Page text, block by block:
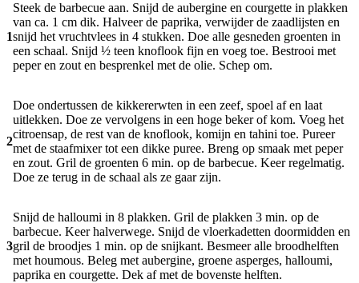
1
Steek de barbecue aan. Snijd de aubergine en courgette in plakken
van ca. 1 cm dik. Halveer de paprika, verwijder de zaadlijsten en
snijd het vruchtvlees in 4 stukken. Doe alle gesneden groenten in
een schaal. Snijd ½ teen knoflook fijn en voeg toe. Bestrooi met
peper en zout en besprenkel met de olie. Schep om.
2
Doe ondertussen de kikkererwten in een zeef, spoel af en laat
uitlekken. Doe ze vervolgens in een hoge beker of kom. Voeg het
citroensap, de rest van de knoflook, komijn en tahini toe. Pureer
met de staafmixer tot een dikke puree. Breng op smaak met peper
en zout. Gril de groenten 6 min. op de barbecue. Keer regelmatig.
Doe ze terug in de schaal als ze gaar zijn.
3
Snijd de halloumi in 8 plakken. Gril de plakken 3 min. op de
barbecue. Keer halverwege. Snijd de vloerkadetten doormidden en
gril de broodjes 1 min. op de snijkant. Besmeer alle broodhelften
met houmous. Beleg met aubergine, groene asperges, halloumi,
paprika en courgette. Dek af met de bovenste helften.